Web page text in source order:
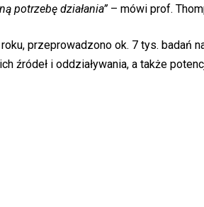
potrzebę działania”– mówi prof.
przeprowadzono ok. 7 tys. badań
źródeł i oddziaływania, a także